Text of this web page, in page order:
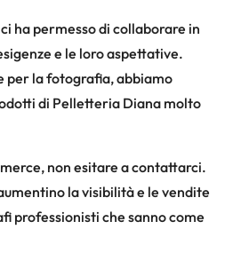
ha permesso di collaborare in
e le loro aspettative.
per la fotografia, abbiamo
di Pelletteria Diana molto
non esitare a contattarci.
la visibilità e le vendite
professionisti che sanno come